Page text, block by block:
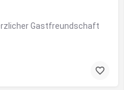
Gastfreundschaft